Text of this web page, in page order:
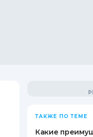
ТАКЖЕ ПО ТЕМЕ
Какие